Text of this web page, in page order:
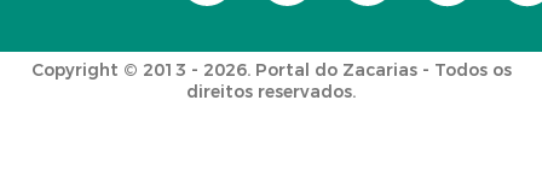
Copyright © 2013 - 2026. Portal do Zacarias - Todos os
direitos reservados.